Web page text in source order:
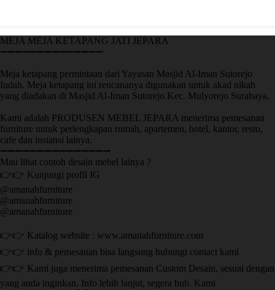
MEJA MEJA KETAPANG JATI JEPARA
➖➖➖➖➖➖➖➖➖➖➖➖➖➖
Meja ketapang permintaan dari Yayasan Masjid Al-Iman Sutorejo
Indah. Meja ketapang ini rencananya digunakan untuk akad nikah
yang diadakan di Masjid Al-Iman Sutorejo Kec. Mulyorejo Surabaya.
Kami adalah PRODUSEN MEBEL JEPARA menerima pemesanan
furniture untuk perlengkapan rumah, apartemen, hotel, kantor, resto,
cafe dan instansi lainya.
➖➖➖➖➖➖➖➖➖➖➖➖➖➖➖
Mau lihat contoh desain mebel lainya ?
👉👉 Kunjungi profil IG
@amanahfurniture
@amanahfurniture
@amanahfurniture
👉👉 Katalog website : www.amanahfurniture.com
👉👉 info & pemesanan bisa langsung hubungi contact kami
👉👉 Kami juga menerima pemesanan Custom Desain, sesuai dengan
yang anda inginkan. Info lebih lanjut, segera hub. Kami